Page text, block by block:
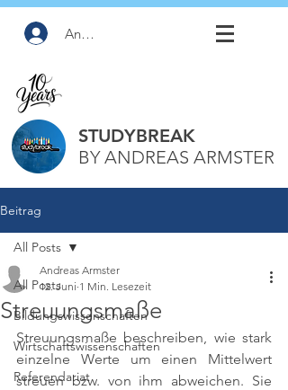
Anmelden
STUDYBREAK
BY ANDREAS ARMSTER
Beitrag
All Posts
Bildungswissenschaften
Wirtschaftswissenschaften
Referendariat
All Posts
Streuungsmaße
Andreas Armster
12. Juni 1 Min. Lesezeit
Streuungsmaße beschreiben, wie stark
einzelne Werte um einen Mittelwert
streuen bzw. von ihm abweichen. Sie